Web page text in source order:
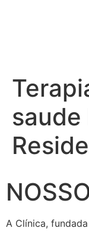
saude
A Clínica,